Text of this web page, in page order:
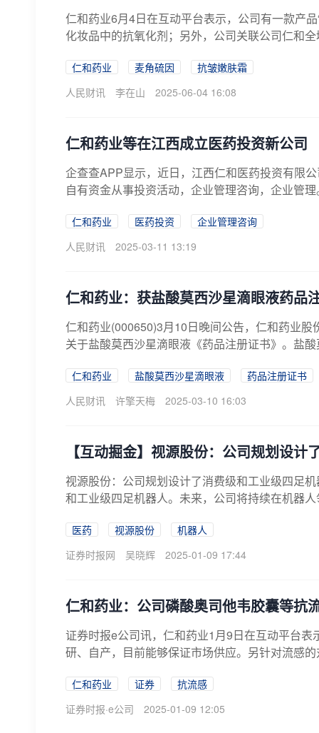
仁和药业6月4日在互动平台表示，公司有一款产
化妆品中的抗氧化剂；另外，公司关联公司仁和
仁和药业 麦角硫因
抗皱嫩肤霜
人民财讯
李在山 2025-06-04 16:08
仁和药业等在江西成立医药投资新公司
企查查APP显示，近日，江西仁和医药投资有限
自有资金从事投资活动，企业管理咨询，企业管
仁和药业 医药投资
企业管理咨询
人民财讯
2025-03-11 13:19
仁和药业：获盐酸莫西沙星滴眼液药品
仁和药业(000650)3月10日晚间公告，仁和药业
关于盐酸莫西沙星滴眼液《药品注册证书》。盐
仁和药业 盐酸莫西沙星滴眼液
药品注册证书
人民财讯
许擎天梅 2025-03-10 16:03
【互动掘金】视源股份：公司规划设
视源股份：公司规划设计了消费级和工业级四足
和工业级四足机器人。未来，公司将持续在机器
医药 视源股份
机器人
证券时报网
吴晓辉 2025-01-09 17:44
仁和药业：公司磷酸奥司他韦胶囊等抗
证券时报e公司讯，仁和药业1月9日在互动平台
研、自产，目前能够保证市场供应。另针对流感
仁和药业 证券
抗流感
证券时报·e公司
2025-01-09 12:05